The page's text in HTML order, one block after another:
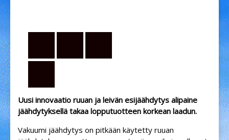
Uusi innovaatio ruuan ja leivän esijäähdytys alipaine
jäähdytyksellä takaa lopputuotteen korkean laadun.
Vakuumi jäähdytys on pitkään käytetty ruuan